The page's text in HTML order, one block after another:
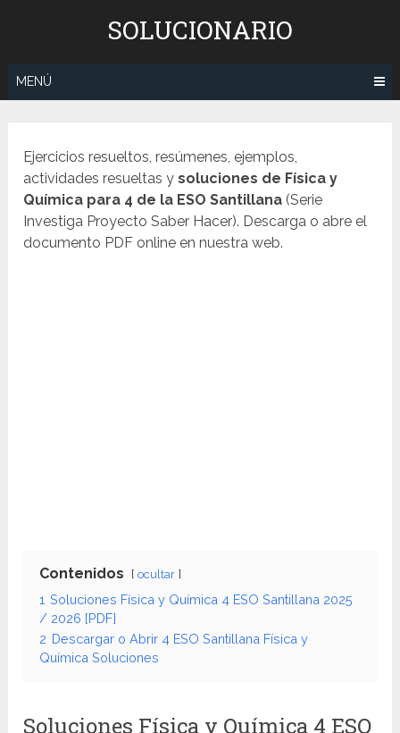
SOLUCIONARIO
MENÚ
Ejercicios resueltos, resúmenes, ejemplos,
actividades resueltas ysoluciones de Física y
Química para 4 de la ESO Santillana (Serie
Investiga Proyecto Saber Hacer). Descarga o abre el
documento PDF online en nuestra web.
Contenidos ocultar
1 Soluciones Física y Química 4 ESO Santillana 2025
/ 2026 [PDF]
2 Descargar o Abrir 4 ESO Santillana Física y
Química Soluciones
Soluciones Física y Química 4 ESO